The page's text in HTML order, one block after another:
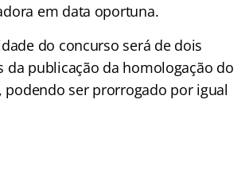
em data oportuna.
do concurso será de dois
da publicação da homologação do
podendo ser prorrogado por igual